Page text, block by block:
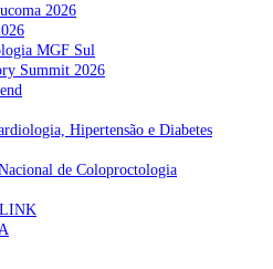
endoscópica do ouvido com
7 de Agosto, 2026
sobre eventual gestão
7 de Agosto, 2026
para riscos no novo sistema de acesso
Agosto, 2026
de que precisa?
2026
MGF Sul
Summit 2026
Hipertensão e Diabetes
de Coloproctologia